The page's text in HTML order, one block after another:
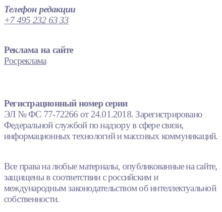
Телефон редакции
+7 495 232 63 33
Реклама на сайте
Росреклама
Регистрационный номер серии
ЭЛ № ФС 77-72266 от 24.01.2018. Зарегистрировано
Федеральной службой по надзору в сфере связи,
информационных технологий и массовых коммуникаций.
Все права на любые материалы, опубликованные на сайте,
защищены в соответствии с российским и
международным законодательством об интеллектуальной
собственности.